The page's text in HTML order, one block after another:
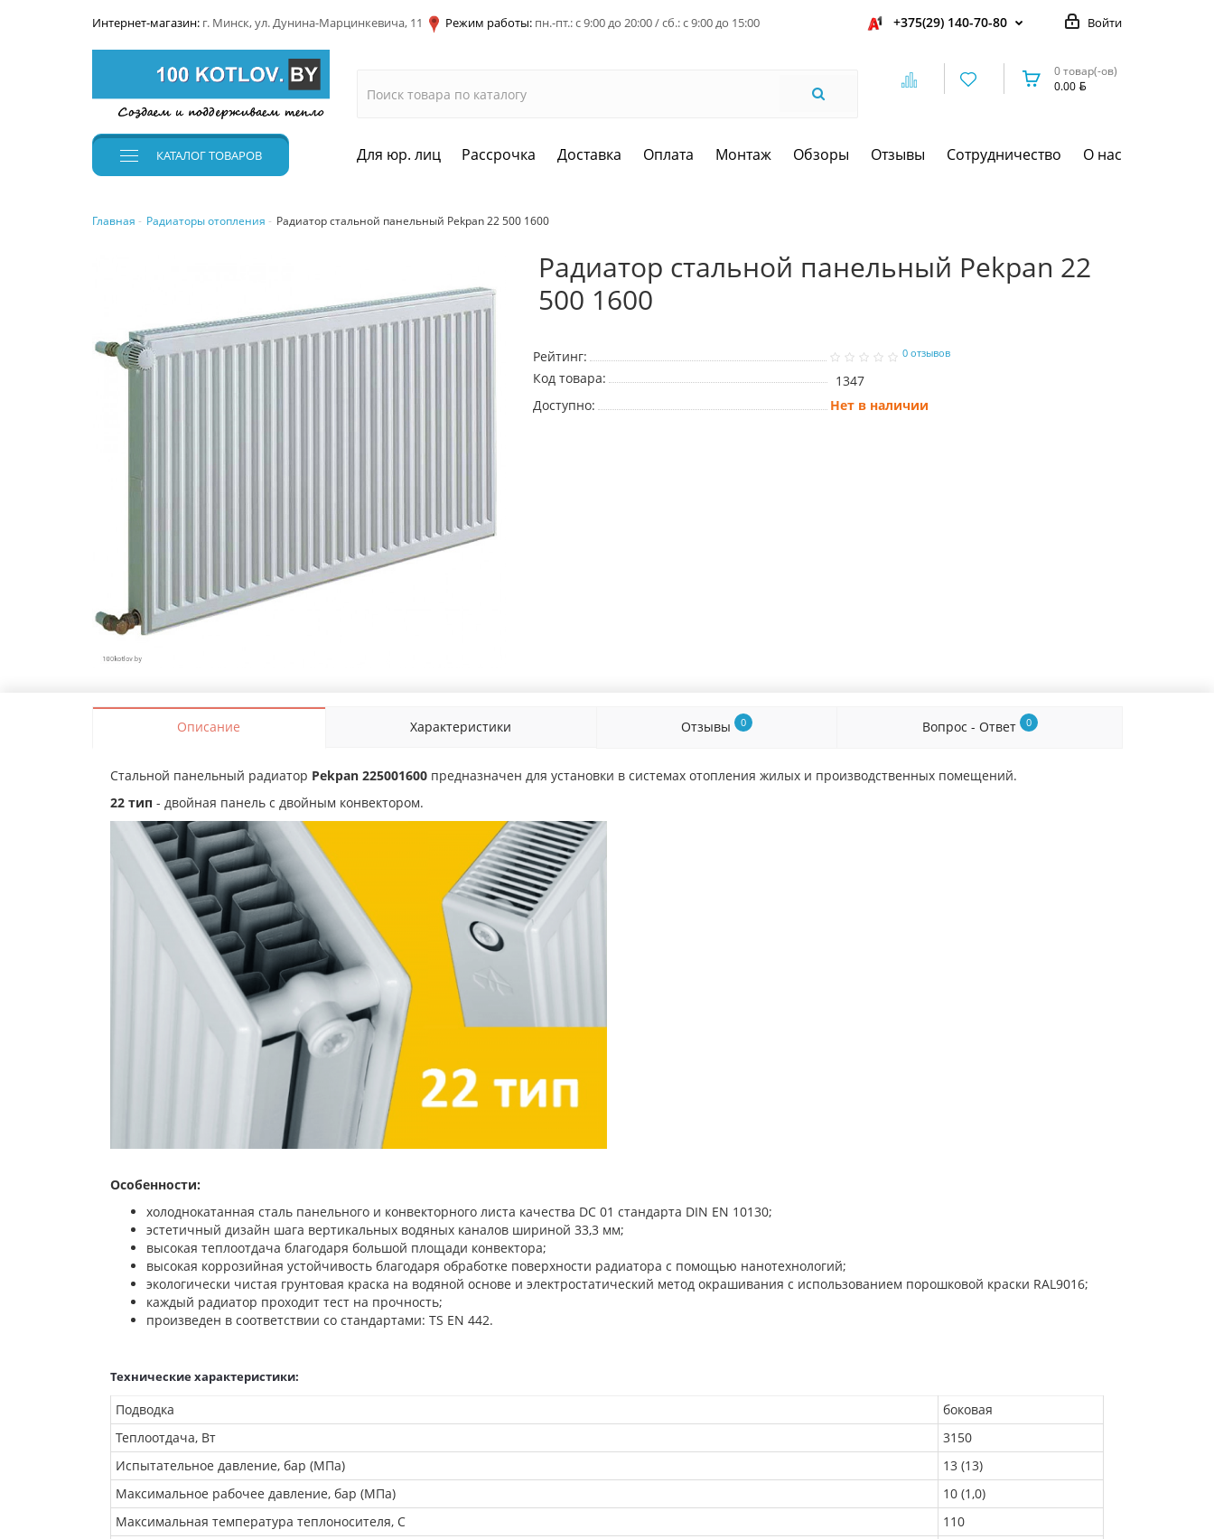
Интернет-магазин: г. Минск, ул. Дунина-Марцинкевича, 11 Режим работы: пн.-пт.: с 9:00 до 20:00 / сб.: с 9:00 до 15:00 Войти
+375(29) 140-70-80
0 товар(-ов)
0.00
КАТАЛОГТОВАРОВ Для юр. лиц Рассрочка Доставка Оплата Монтаж Обзоры Отзывы Сотрудничество О нас
Главная Радиаторы отопления Радиатор стальной панельный Pekpan 22 500 1600
Радиатор стальной панельный Pekpan 22
500 1600
Рейтинг: 0 отзывов
Код товара:
1347
Доступно:
Нет в наличии
Описание Характеристики Отзывы 0 Вопрос - Ответ 0
Стальной панельный радиатор Pekpan 225001600 предназначен для установки в системах отопления жилых и производственных помещений.
22 тип - двойная панель с двойным конвектором.
Особенности:
холоднокатанная сталь панельного и конвекторного листа качества DC 01 стандарта DIN EN 10130;
эстетичный дизайн шага вертикальных водяных каналов шириной 33,3 мм;
высокая теплоотдача благодаря большой площади конвектора;
высокая коррозийная устойчивость благодаря обработке поверхности радиатора с помощью нанотехнологий;
экологически чистая грунтовая краска на водяной основе и электростатический метод окрашивания с использованием порошковой краски RAL9016;
каждый радиатор проходит тест на прочность;
произведен в соответствии со стандартами: TS EN 442.
Технические характеристики:
Подводка
боковая
Теплоотдача, Вт
3150
Испытательное давление, бар (МПа)
13 (13)
Максимальное рабочее давление, бар (МПа)
10 (1,0)
Максимальная температура теплоносителя, С
110